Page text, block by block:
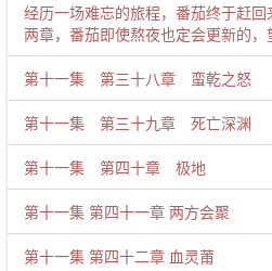
经历一场难忘的旅程，番茄终于赶
两章，番茄即使熬夜也定会更新的，
第十一集 第三十八章 蛮乾之怒
第十一集 第三十九章 死亡深渊
第十一集 第四十章 极地
第十一集 第四十一章 两方会聚
第十一集 第四十二章 血灵莆